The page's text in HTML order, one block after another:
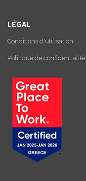
LÉGAL
Conditions d'utilisation
Politique de confidentialité